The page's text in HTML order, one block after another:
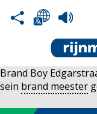
Brand Boy
sein brand meester